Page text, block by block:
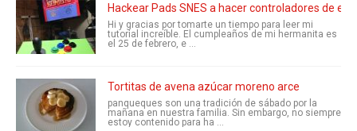
Hackear Pads SNES a hacer controladores de
Hi y gracias por tomarte un tiempo para leer mi
tutorial increíble. El cumpleaños de mi hermanita es
el 25 de febrero, e ...
Tortitas de avena azúcar moreno arce
panqueques son una tradición de sábado por la
mañana en nuestra familia. Sin embargo, no siempre
estoy contenido para ha ...